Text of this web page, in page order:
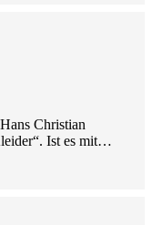
Christian
Ist es mit…